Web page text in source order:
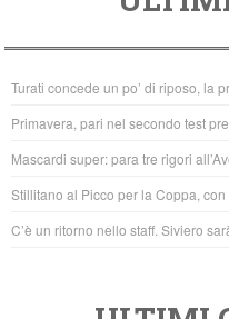
e
b
o
o
k
er s
A
p
p
Turati concede un po’ di riposo, la
Primavera, pari nel secondo test
Mascardi super: para tre rigori
Stillitano al Picco per la Coppa,
C’è un ritorno nello staff. Siviero